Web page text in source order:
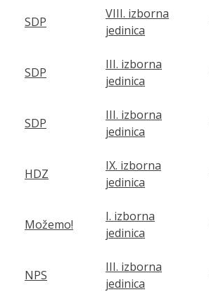
SDP
VIII. izborna
jedinica
SDP
III. izborna
jedinica
SDP
III. izborna
jedinica
HDZ
IX. izborna
jedinica
Možemo!
I. izborna
jedinica
NPS
III. izborna
jedinica